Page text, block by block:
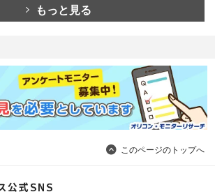
もっと見る
このページのトップへ